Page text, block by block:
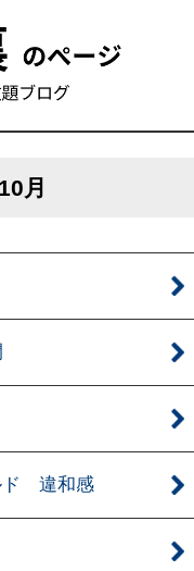
月
ド 違和感